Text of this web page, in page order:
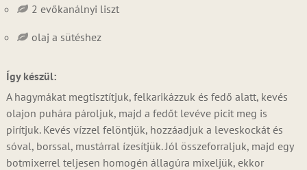
2 evőkanálnyi liszt
olaj a sütéshez
Így készül:
A hagymákat megtisztítjuk, felkarikázzuk és fedő alatt, kevés
olajon puhára pároljuk, majd a fedőt levéve picit meg is
pirítjuk. Kevés vízzel felöntjük, hozzáadjuk a leveskockát és
sóval, borssal, mustárral ízesítjük. Jól összeforraljuk, majd egy
botmixerrel teljesen homogén állagúra mixeljük, ekkor